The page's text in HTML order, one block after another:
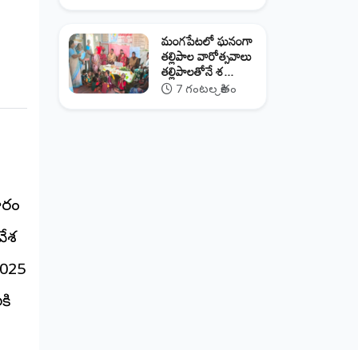
మంగపేటలో ఘనంగా
తల్లిపాల వారోత్సవాలు
తల్లిపాలతోనే శ...
7 గంటల క్రితం